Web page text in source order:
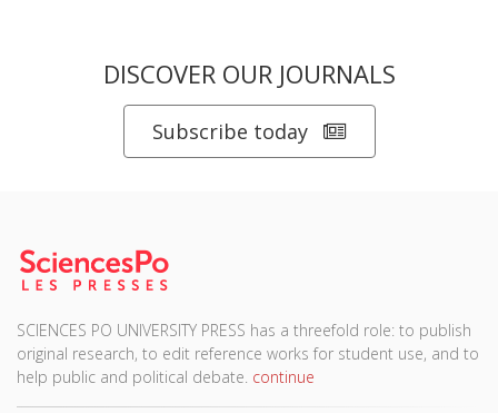
DISCOVER OUR JOURNALS
Subscribe today
SCIENCES PO UNIVERSITY PRESS has a threefold role: to publish
original research, to edit reference works for student use, and to
help public and political debate. continue